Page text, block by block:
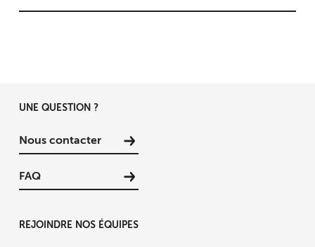
UNE QUESTION ?
Nous contacter
FAQ
REJOINDRE NOS ÉQUIPES